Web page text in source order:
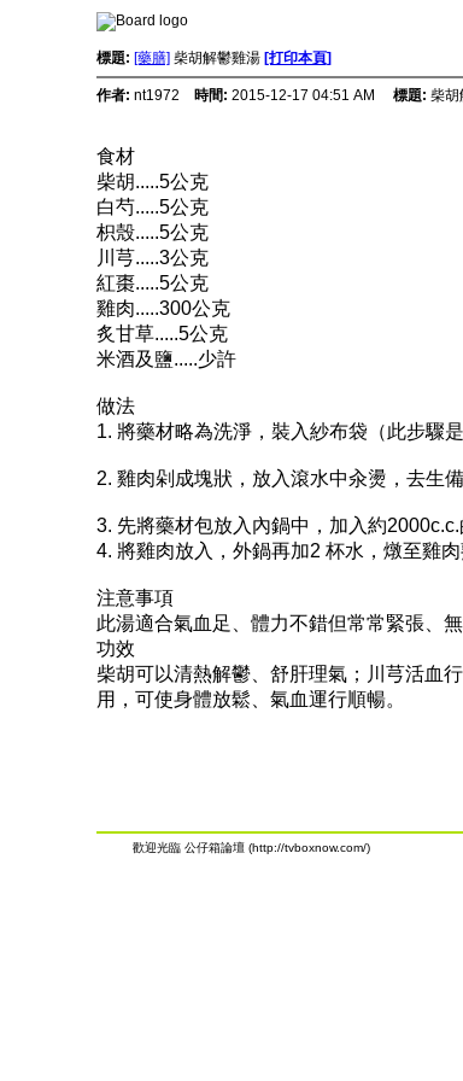
標題: [藥膳] 柴胡解鬱雞湯 [打印本頁]
作者: nt1972 時間: 2015-12-17 04:51 AM 標題: 柴胡
食材
柴胡.....5公克
白芍.....5公克
枳殼.....5公克
川芎.....3公克
紅棗.....5公克
雞肉.....300公克
炙甘草.....5公克
米酒及鹽.....少許
做法
1. 將藥材略為洗淨，裝入紗布袋（此步驟
2. 雞肉剁成塊狀，放入滾水中汆燙，去生備
3. 先將藥材包放入內鍋中，加入約
4. 將雞肉放入，外鍋再加2 杯水，燉至雞
注意事項
此湯適合氣血足、體力不錯但常常緊張、無
功效
柴胡可以清熱解鬱、舒肝理氣；川芎活血
用，可使身體放鬆、氣血運行順暢。
歡迎光臨 公仔箱論壇 (http://tvboxnow.com/)